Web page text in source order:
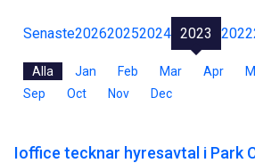
Senaste202620252024 2023 2022
Alla Jan Feb Mar Apr
Sep
Oct Nov Dec
Ioffice tecknar hyresavtal i Park